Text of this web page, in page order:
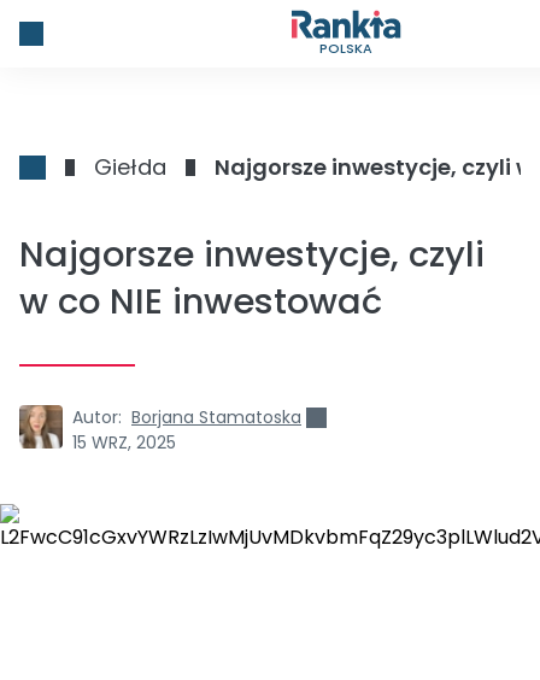
POLSKA
Giełda Najgorsze inwestycje, czyli
Najgorsze inwestycje, czyli
w co NIE inwestować
Autor: Borjana Stamatoska
15 WRZ, 2025